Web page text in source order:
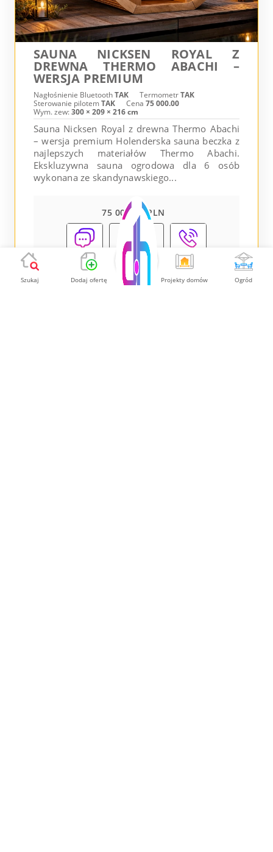
SAUNA NICKSEN ROYAL Z
DREWNA THERMO ABACHI –
WERSJA PREMIUM
Nagłośnienie BluetoothTAK TermometrTAK
Sterowanie pilotemTAK Cena 75 000.00
Wym. zew:300 × 209 × 216 cm
Sauna Nicksen Royal z drewna Thermo Abachi
– wersja premium Holenderska sauna beczka z
najlepszych materiałów Thermo Abachi.
Ekskluzywna sauna ogrodowa dla 6 osób
wykonana ze skandynawskiego...
75 000.00 PLN
Pokaż
Szukaj Dodaj ofertę Projekty domów Ogród